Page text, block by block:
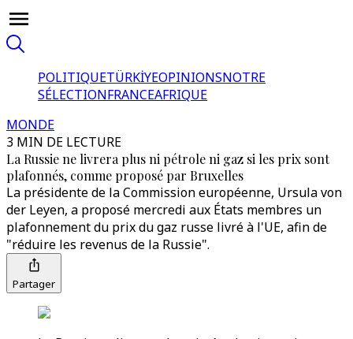
POLITIQUETÜRKİYEOPINIONSNOTRE
SÉLECTIONFRANCEAFRIQUE
MONDE
3 MIN DE LECTURE
La Russie ne livrera plus ni pétrole ni gaz si les prix sont
plafonnés, comme proposé par Bruxelles
La présidente de la Commission européenne, Ursula von
der Leyen, a proposé mercredi aux États membres un
plafonnement du prix du gaz russe livré à l'UE, afin de
"réduire les revenus de la Russie".
Partager